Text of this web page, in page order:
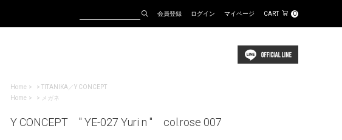
会員登録 ログイン マイページ CART 0
Home > TITANIKA／Y CONCEPT
Home
> メガネ
Y CONCEPT " YE-027 Yuri n " col.rose 007